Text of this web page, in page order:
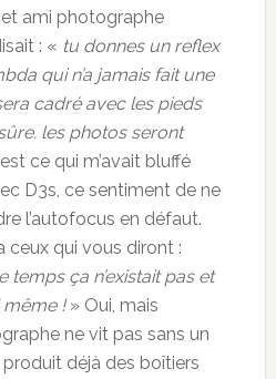
ami photographe
: « tu donnes un reflex
qui n’a jamais fait une
cadré avec les pieds
les photos seront
ce qui m’avait bluffé
D3s, ce sentiment de ne
l’autofocus en défaut.
ceux qui vous diront :
temps ça n’existait pas et
!» Oui, mais
ne vit pas sans un
déjà des boîtiers